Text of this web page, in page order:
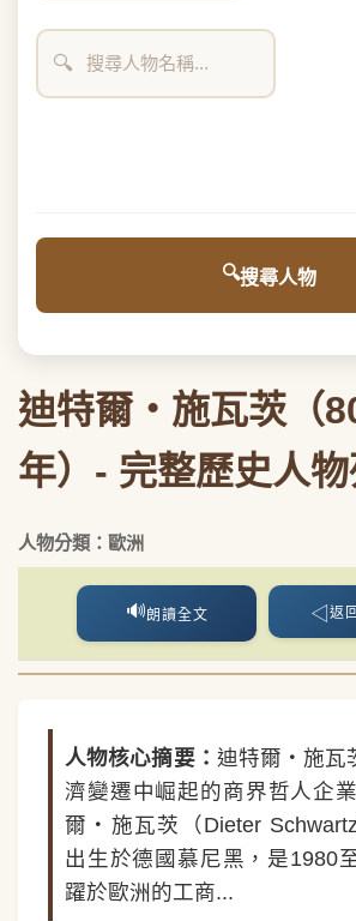
搜尋人物
迪特爾・施瓦茨（
年）- 完整歷史人
人物分類：歐洲
🔊朗讀全文 ◁ 返
人物核心摘要： 迪特爾・施瓦
濟變遷中崛起的商界哲人企
爾・施瓦茨（Dieter
出生於德國慕尼黑，是1980
躍於歐洲的工商...